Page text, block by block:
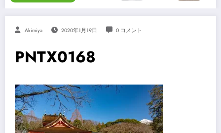
Akimiya 2020年1月19日 0 コメント
PNTX0168